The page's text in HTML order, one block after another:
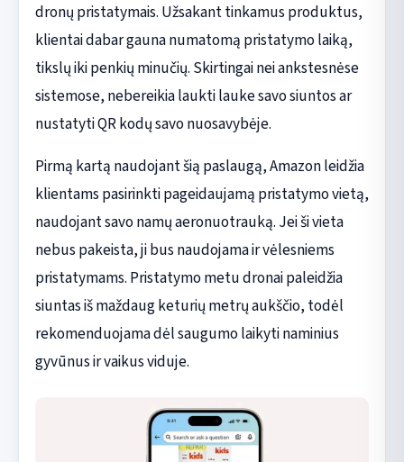
dronų pristatymais. Užsakant tinkamus produktus,
klientai dabar gauna numatomą pristatymo laiką,
tikslų iki penkių minučių. Skirtingai nei ankstesnėse
sistemose, nebereikia laukti lauke savo siuntos ar
nustatyti QR kodų savo nuosavybėje.
Pirmą kartą naudojant šią paslaugą, Amazon leidžia
klientams pasirinkti pageidaujamą pristatymo vietą,
naudojant savo namų aeronuotrauką. Jei ši vieta
nebus pakeista, ji bus naudojama ir vėlesniems
pristatymams. Pristatymo metu dronai paleidžia
siuntas iš maždaug keturių metrų aukščio, todėl
rekomenduojama dėl saugumo laikyti naminius
gyvūnus ir vaikus viduje.